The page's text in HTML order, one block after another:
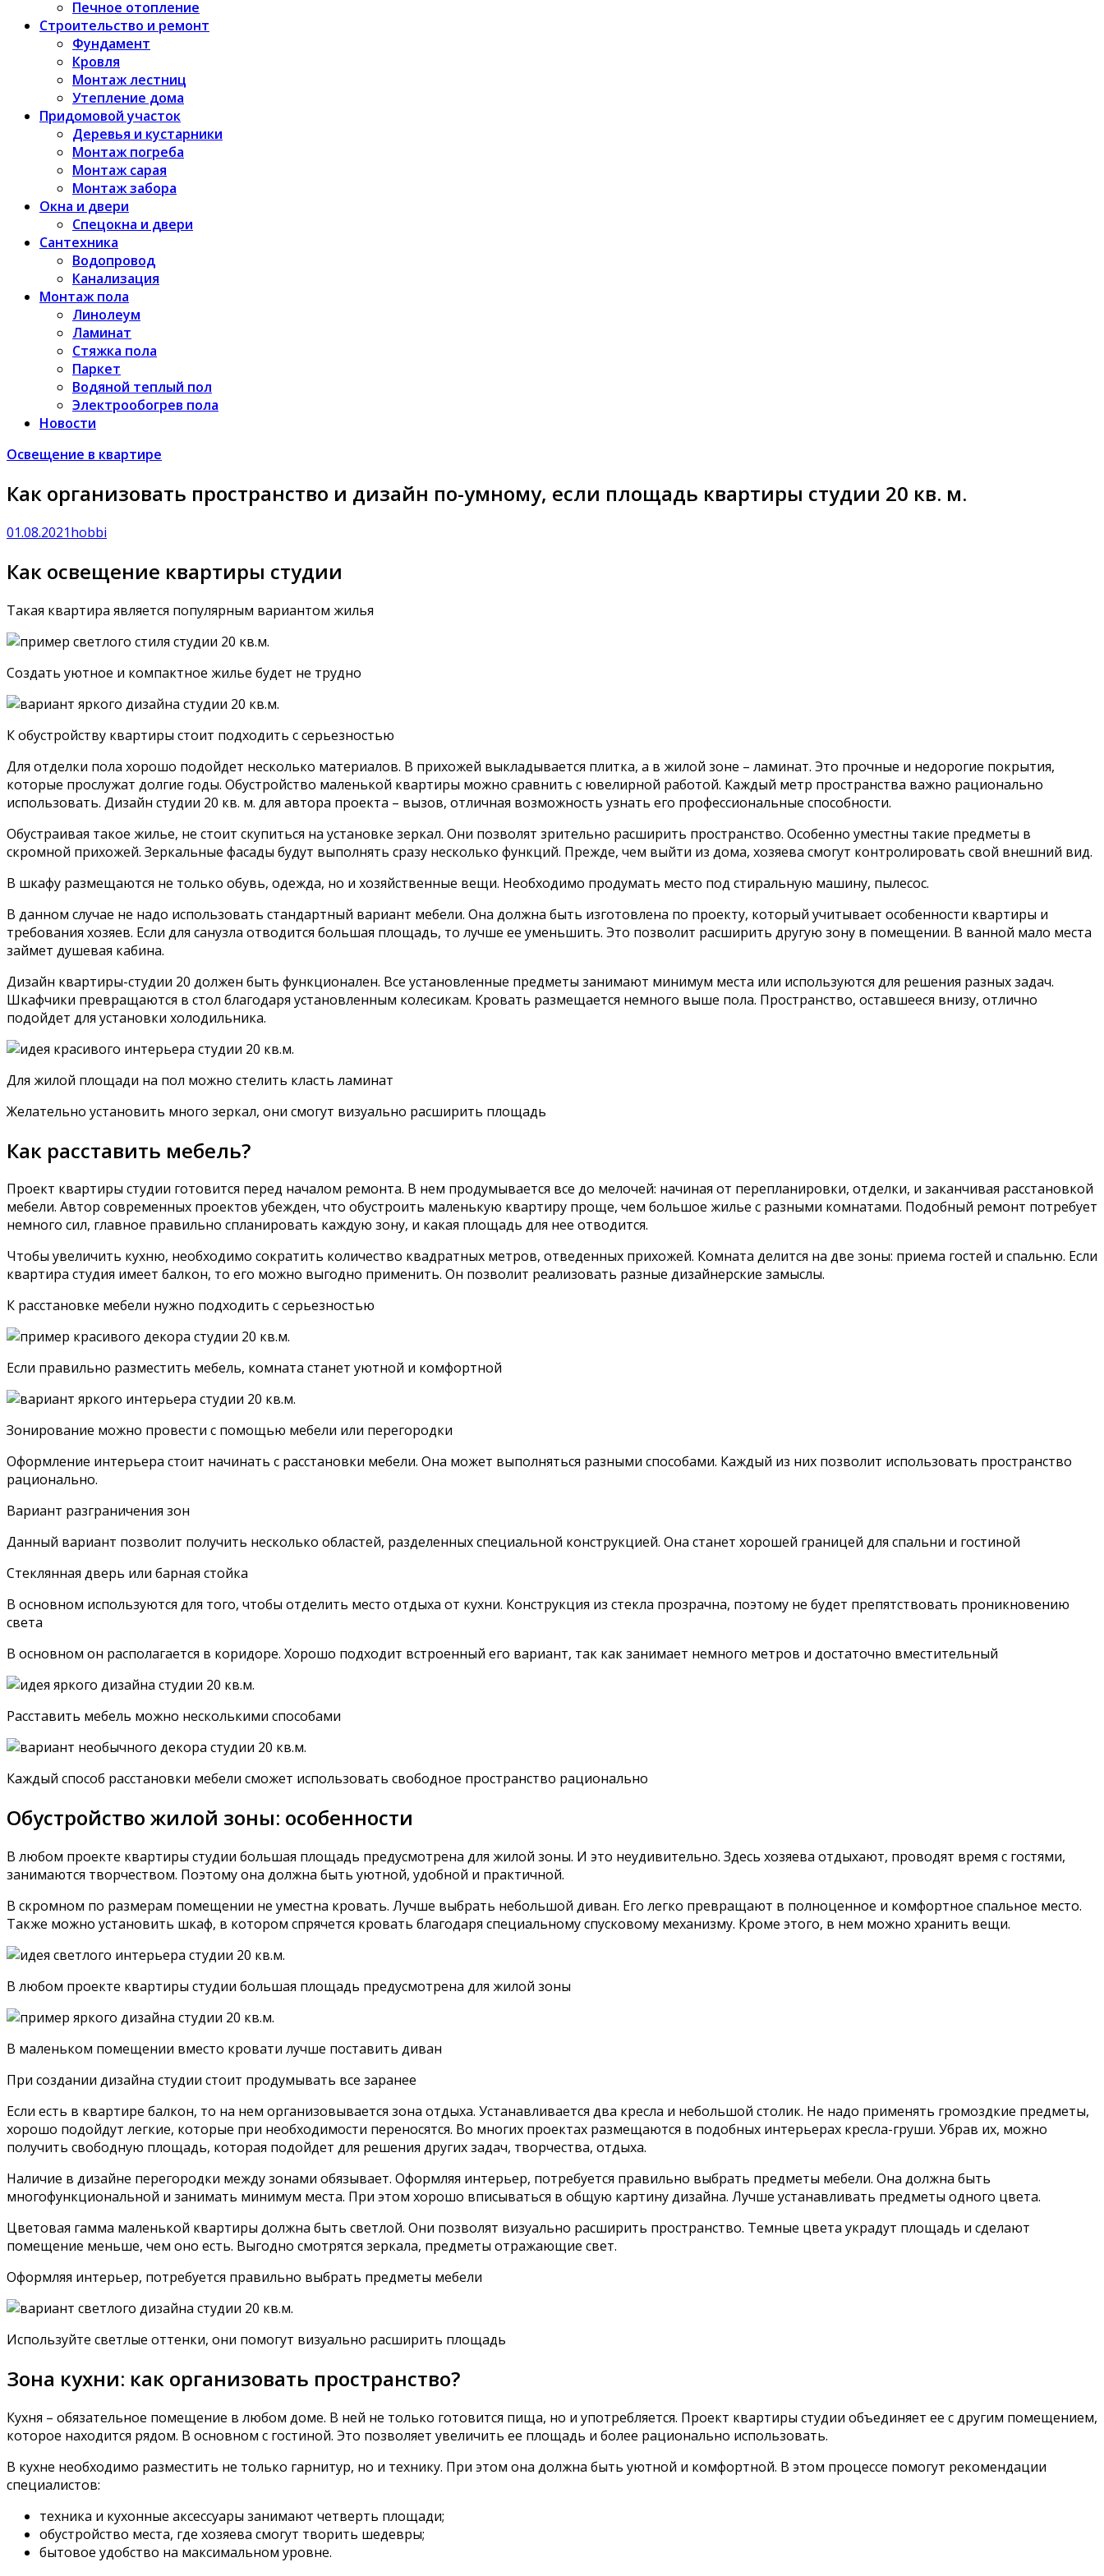
Печное отопление
Строительство и ремонт
Фундамент
Кровля
Монтаж лестниц
Утепление дома
Придомовой участок
Деревья и кустарники
Монтаж погреба
Монтаж сарая
Монтаж забора
Окна и двери
Спецокна и двери
Сантехника
Водопровод
Канализация
Монтаж пола
Линолеум
Ламинат
Стяжка пола
Паркет
Водяной теплый пол
Электрообогрев пола
Новости
Освещение в квартире
Как организовать пространство и дизайн по-умному, если площадь квартиры студии 20 кв. м.
01.08.2021hobbi
Как освещение квартиры студии
Такая квартира является популярным вариантом жилья
Создать уютное и компактное жилье будет не трудно
К обустройству квартиры стоит подходить с серьезностью
Для отделки пола хорошо подойдет несколько материалов. В прихожей выкладывается плитка, а в жилой зоне – ламинат. Это прочные и недорогие покрытия,
которые прослужат долгие годы. Обустройство маленькой квартиры можно сравнить с ювелирной работой. Каждый метр пространства важно рационально
использовать. Дизайн студии 20 кв. м. для автора проекта – вызов, отличная возможность узнать его профессиональные способности.
Обустраивая такое жилье, не стоит скупиться на установке зеркал. Они позволят зрительно расширить пространство. Особенно уместны такие предметы в
скромной прихожей. Зеркальные фасады будут выполнять сразу несколько функций. Прежде, чем выйти из дома, хозяева смогут контролировать свой внешний вид.
В шкафу размещаются не только обувь, одежда, но и хозяйственные вещи. Необходимо продумать место под стиральную машину, пылесос.
В данном случае не надо использовать стандартный вариант мебели. Она должна быть изготовлена по проекту, который учитывает особенности квартиры и
требования хозяев. Если для санузла отводится большая площадь, то лучше ее уменьшить. Это позволит расширить другую зону в помещении. В ванной мало места
займет душевая кабина.
Дизайн квартиры-студии 20 должен быть функционален. Все установленные предметы занимают минимум места или используются для решения разных задач.
Шкафчики превращаются в стол благодаря установленным колесикам. Кровать размещается немного выше пола. Пространство, оставшееся внизу, отлично
подойдет для установки холодильника.
Для жилой площади на пол можно стелить класть ламинат
Желательно установить много зеркал, они смогут визуально расширить площадь
Как расставить мебель?
Проект квартиры студии готовится перед началом ремонта. В нем продумывается все до мелочей: начиная от перепланировки, отделки, и заканчивая расстановкой
мебели. Автор современных проектов убежден, что обустроить маленькую квартиру проще, чем большое жилье с разными комнатами. Подобный ремонт потребует
немного сил, главное правильно спланировать каждую зону, и какая площадь для нее отводится.
Чтобы увеличить кухню, необходимо сократить количество квадратных метров, отведенных прихожей. Комната делится на две зоны: приема гостей и спальню. Если
квартира студия имеет балкон, то его можно выгодно применить. Он позволит реализовать разные дизайнерские замыслы.
К расстановке мебели нужно подходить с серьезностью
Если правильно разместить мебель, комната станет уютной и комфортной
Зонирование можно провести с помощью мебели или перегородки
Оформление интерьера стоит начинать с расстановки мебели. Она может выполняться разными способами. Каждый из них позволит использовать пространство
рационально.
Вариант разграничения зон
Данный вариант позволит получить несколько областей, разделенных специальной конструкцией. Она станет хорошей границей для спальни и гостиной
Стеклянная дверь или барная стойка
В основном используются для того, чтобы отделить место отдыха от кухни. Конструкция из стекла прозрачна, поэтому не будет препятствовать проникновению
света
В основном он располагается в коридоре. Хорошо подходит встроенный его вариант, так как занимает немного метров и достаточно вместительный
Расставить мебель можно несколькими способами
Каждый способ расстановки мебели сможет использовать свободное пространство рационально
Обустройство жилой зоны: особенности
В любом проекте квартиры студии большая площадь предусмотрена для жилой зоны. И это неудивительно. Здесь хозяева отдыхают, проводят время с гостями,
занимаются творчеством. Поэтому она должна быть уютной, удобной и практичной.
В скромном по размерам помещении не уместна кровать. Лучше выбрать небольшой диван. Его легко превращают в полноценное и комфортное спальное место.
Также можно установить шкаф, в котором спрячется кровать благодаря специальному спусковому механизму. Кроме этого, в нем можно хранить вещи.
В любом проекте квартиры студии большая площадь предусмотрена для жилой зоны
В маленьком помещении вместо кровати лучше поставить диван
При создании дизайна студии стоит продумывать все заранее
Если есть в квартире балкон, то на нем организовывается зона отдыха. Устанавливается два кресла и небольшой столик. Не надо применять громоздкие предметы,
хорошо подойдут легкие, которые при необходимости переносятся. Во многих проектах размещаются в подобных интерьерах кресла-груши. Убрав их, можно
получить свободную площадь, которая подойдет для решения других задач, творчества, отдыха.
Наличие в дизайне перегородки между зонами обязывает. Оформляя интерьер, потребуется правильно выбрать предметы мебели. Она должна быть
многофункциональной и занимать минимум места. При этом хорошо вписываться в общую картину дизайна. Лучше устанавливать предметы одного цвета.
Цветовая гамма маленькой квартиры должна быть светлой. Они позволят визуально расширить пространство. Темные цвета украдут площадь и сделают
помещение меньше, чем оно есть. Выгодно смотрятся зеркала, предметы отражающие свет.
Оформляя интерьер, потребуется правильно выбрать предметы мебели
Используйте светлые оттенки, они помогут визуально расширить площадь
Зона кухни: как организовать пространство?
Кухня – обязательное помещение в любом доме. В ней не только готовится пища, но и употребляется. Проект квартиры студии объединяет ее с другим помещением,
которое находится рядом. В основном с гостиной. Это позволяет увеличить ее площадь и более рационально использовать.
В кухне необходимо разместить не только гарнитур, но и технику. При этом она должна быть уютной и комфортной. В этом процессе помогут рекомендации
специалистов:
техника и кухонные аксессуары занимают четверть площади;
обустройство места, где хозяева смогут творить шедевры;
бытовое удобство на максимальном уровне.